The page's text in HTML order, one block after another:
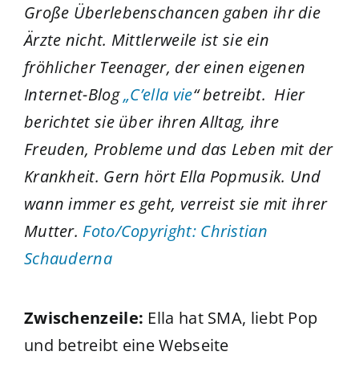
Große Überlebenschancen gaben ihr die
Ärzte nicht. Mittlerweile ist sie ein
fröhlicher Teenager, der einen eigenen
Internet-Blog„C’ella vie“ betreibt. Hier
berichtet sie über ihren Alltag, ihre
Freuden, Probleme und das Leben mit der
Krankheit. Gern hört Ella Popmusik. Und
wann immer es geht, verreist sie mit ihrer
Mutter. Foto/Copyright: Christian
Schauderna
Zwischenzeile: Ella hat SMA, liebt Pop
und betreibt eine Webseite